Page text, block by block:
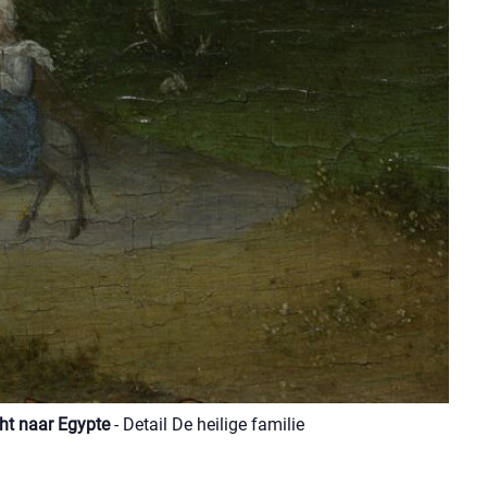
naar Egypte- Detail De heilige familie